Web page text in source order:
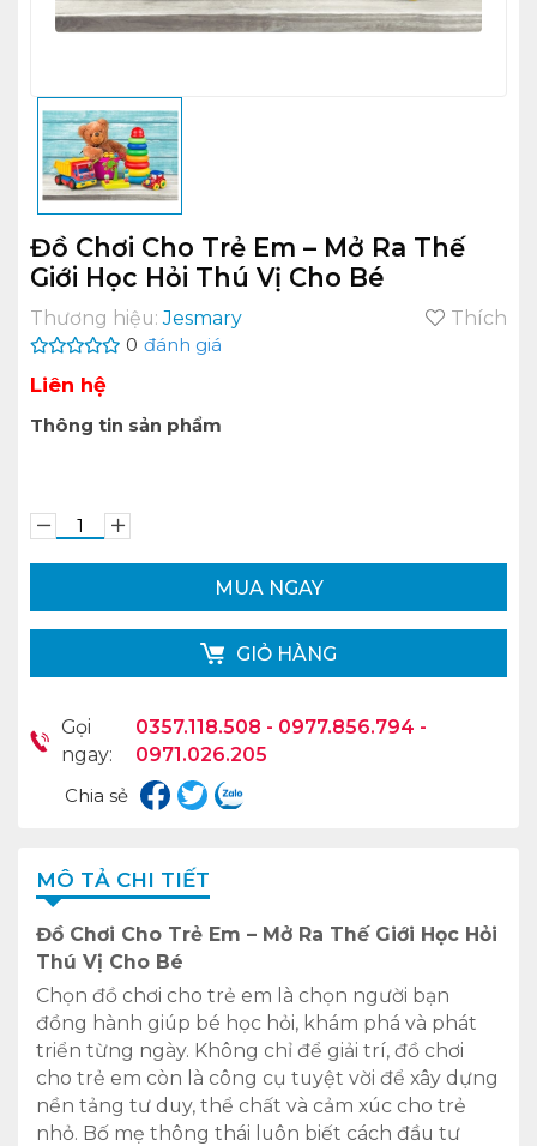
Đồ Chơi Cho Trẻ Em – Mở Ra Thế
Giới Học Hỏi Thú Vị Cho Bé
Thương hiệu:Jesmary Thích
0 đánh giá
Liên hệ
Thông tin sản phẩm
MUA NGAY
GIỎ HÀNG
Gọi
ngay:
0357.118.508 - 0977.856.794 -
0971.026.205
Chia sẻ
MÔ TẢ CHI TIẾT
Đồ Chơi Cho Trẻ Em – Mở Ra Thế Giới Học Hỏi
Thú Vị Cho Bé
Chọn đồ chơi cho trẻ em là chọn người bạn
đồng hành giúp bé học hỏi, khám phá và phát
triển từng ngày. Không chỉ để giải trí, đồ chơi
cho trẻ em còn là công cụ tuyệt vời để xây dựng
nền tảng tư duy, thể chất và cảm xúc cho trẻ
nhỏ. Bố mẹ thông thái luôn biết cách đầu tư